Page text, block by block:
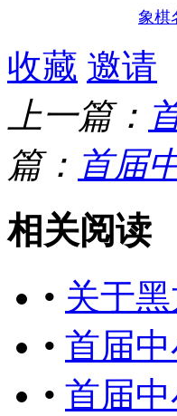
象棋
收藏 邀请
上一篇：
篇： 首届
相关阅读
• 关于
• 首届
• 首届